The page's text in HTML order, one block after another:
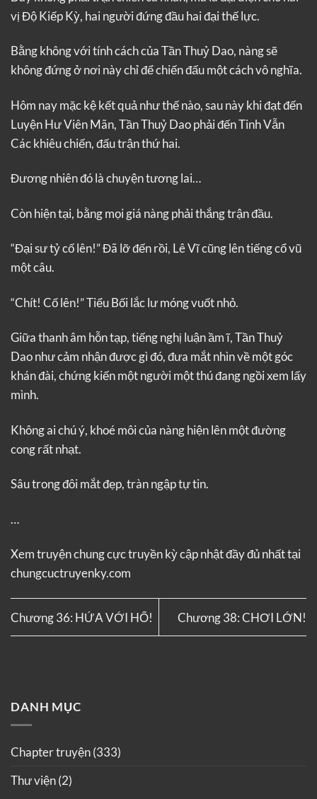
vị Độ Kiếp Kỳ, hai người đứng đầu hai đại thế lực.
Bằng không với tính cách của Tần Thuỷ Dao, nàng sẽ
không đứng ở nơi này chỉ để chiến đấu một cách vô nghĩa.
Hôm nay mặc kệ kết quả như thế nào, sau này khi đạt đến
Luyện Hư Viên Mãn, Tần Thuỷ Dao phải đến Tinh Vẫn
Các khiêu chiến, đấu trận thứ hai.
Đương nhiên đó là chuyện tương lai…
Còn hiện tại, bằng mọi giá nàng phải thắng trận đầu.
“Đại sư tỷ cố lên!” Đã lỡ đến rồi, Lê Vĩ cũng lên tiếng cổ vũ
một câu.
“Chít! Cố lên!” Tiểu Bối lắc lư móng vuốt nhỏ.
Giữa thanh âm hỗn tạp, tiếng nghị luận ầm ĩ, Tần Thuỷ
Dao như cảm nhận được gì đó, đưa mắt nhìn về một góc
khán đài, chứng kiến một người một thú đang ngồi xem lấy
mình.
Không ai chú ý, khoé môi của nàng hiện lên một đường
cong rất nhạt.
Sâu trong đôi mắt đẹp, tràn ngập tự tin.
…
Xem truyệnchung cực truyền kỳcập nhật đầy đủ nhất tại
chungcuctruyenky.com
Chương 36: HỨA VỚI HỔ! Chương 38: CHƠI LỚN!
DANH MỤC
Chapter truyện(333)
Thư viện(2)